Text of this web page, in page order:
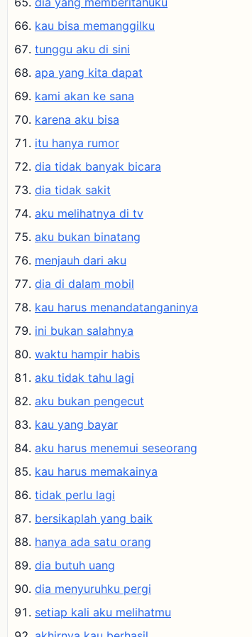
kau bisa memanggilku
tunggu aku di sini
apa yang kita dapat
kami akan ke sana
karena aku bisa
itu hanya rumor
dia tidak banyak bicara
dia tidak sakit
aku melihatnya di tv
aku bukan binatang
menjauh dari aku
dia di dalam mobil
kau harus menandatanganinya
ini bukan salahnya
waktu hampir habis
aku tidak tahu lagi
aku bukan pengecut
kau yang bayar
aku harus menemui seseorang
kau harus memakainya
tidak perlu lagi
bersikaplah yang baik
hanya ada satu orang
dia butuh uang
dia menyuruhku pergi
setiap kali aku melihatmu